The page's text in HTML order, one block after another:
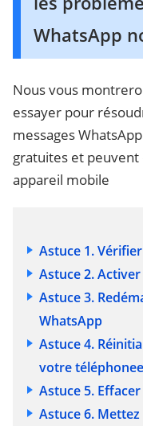
WhatsApp
Nous vous
essayer pour
messages
gratuites et
appareil mobile
Astuce 1.
Astuce 2.
Astuce 3.
WhatsApp
Astuce 4.
votre téléphonee
Astuce 5.
Astuce 6.